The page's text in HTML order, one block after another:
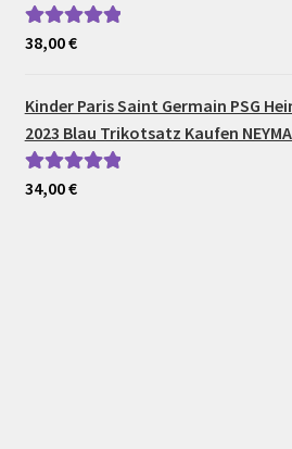
Bewertet mit
38,00€
Kinder Paris Saint Germain PSG
2023 Blau Trikotsatz Kaufen
Bewertet mit
34,00€